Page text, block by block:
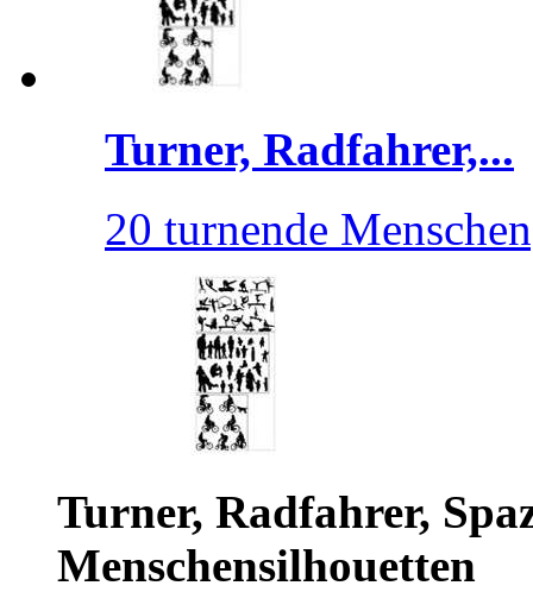
Turner, Radfahrer,...
20 turnende
Turner, Radfahrer,
Menschensilhouetten